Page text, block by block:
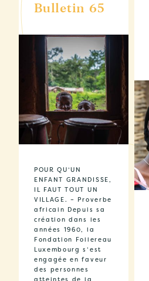
Bulletin 65
POUR QU’UN
ENFANT GRANDISSE,
IL FAUT TOUT UN
VILLAGE. – Proverbe
africain Depuis sa
création dans les
années 1960, la
Fondation Follereau
Luxembourg s’est
engagée en faveur
des personnes